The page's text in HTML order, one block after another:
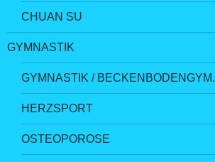
CHUAN SU
GYMNASTIK
GYMNASTIK / BECKENBODENGYM.
HERZSPORT
OSTEOPOROSE